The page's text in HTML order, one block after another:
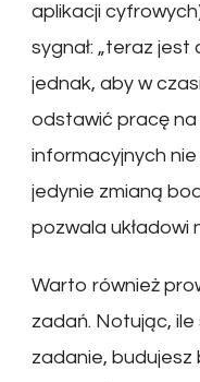
aplikacji
sygnał: „teraz jest
jednak, aby w
odstawić pracę
informacyjnych
jedynie zmianą
pozwala układowi
Warto również
zadań. Notując, ile
zadanie, budujesz